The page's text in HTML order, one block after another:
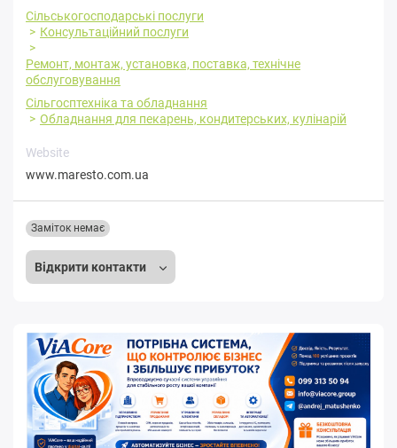
Сільськогосподарські послуги
Консультаційний послуги
Ремонт, монтаж, установка, поставка, технічне
обслуговування
Сільгосптехніка та обладнання
Обладнання для пекарень, кондитерських, кулінарій
Website
www.maresto.com.ua
Відкрити контакти
Заміток немає